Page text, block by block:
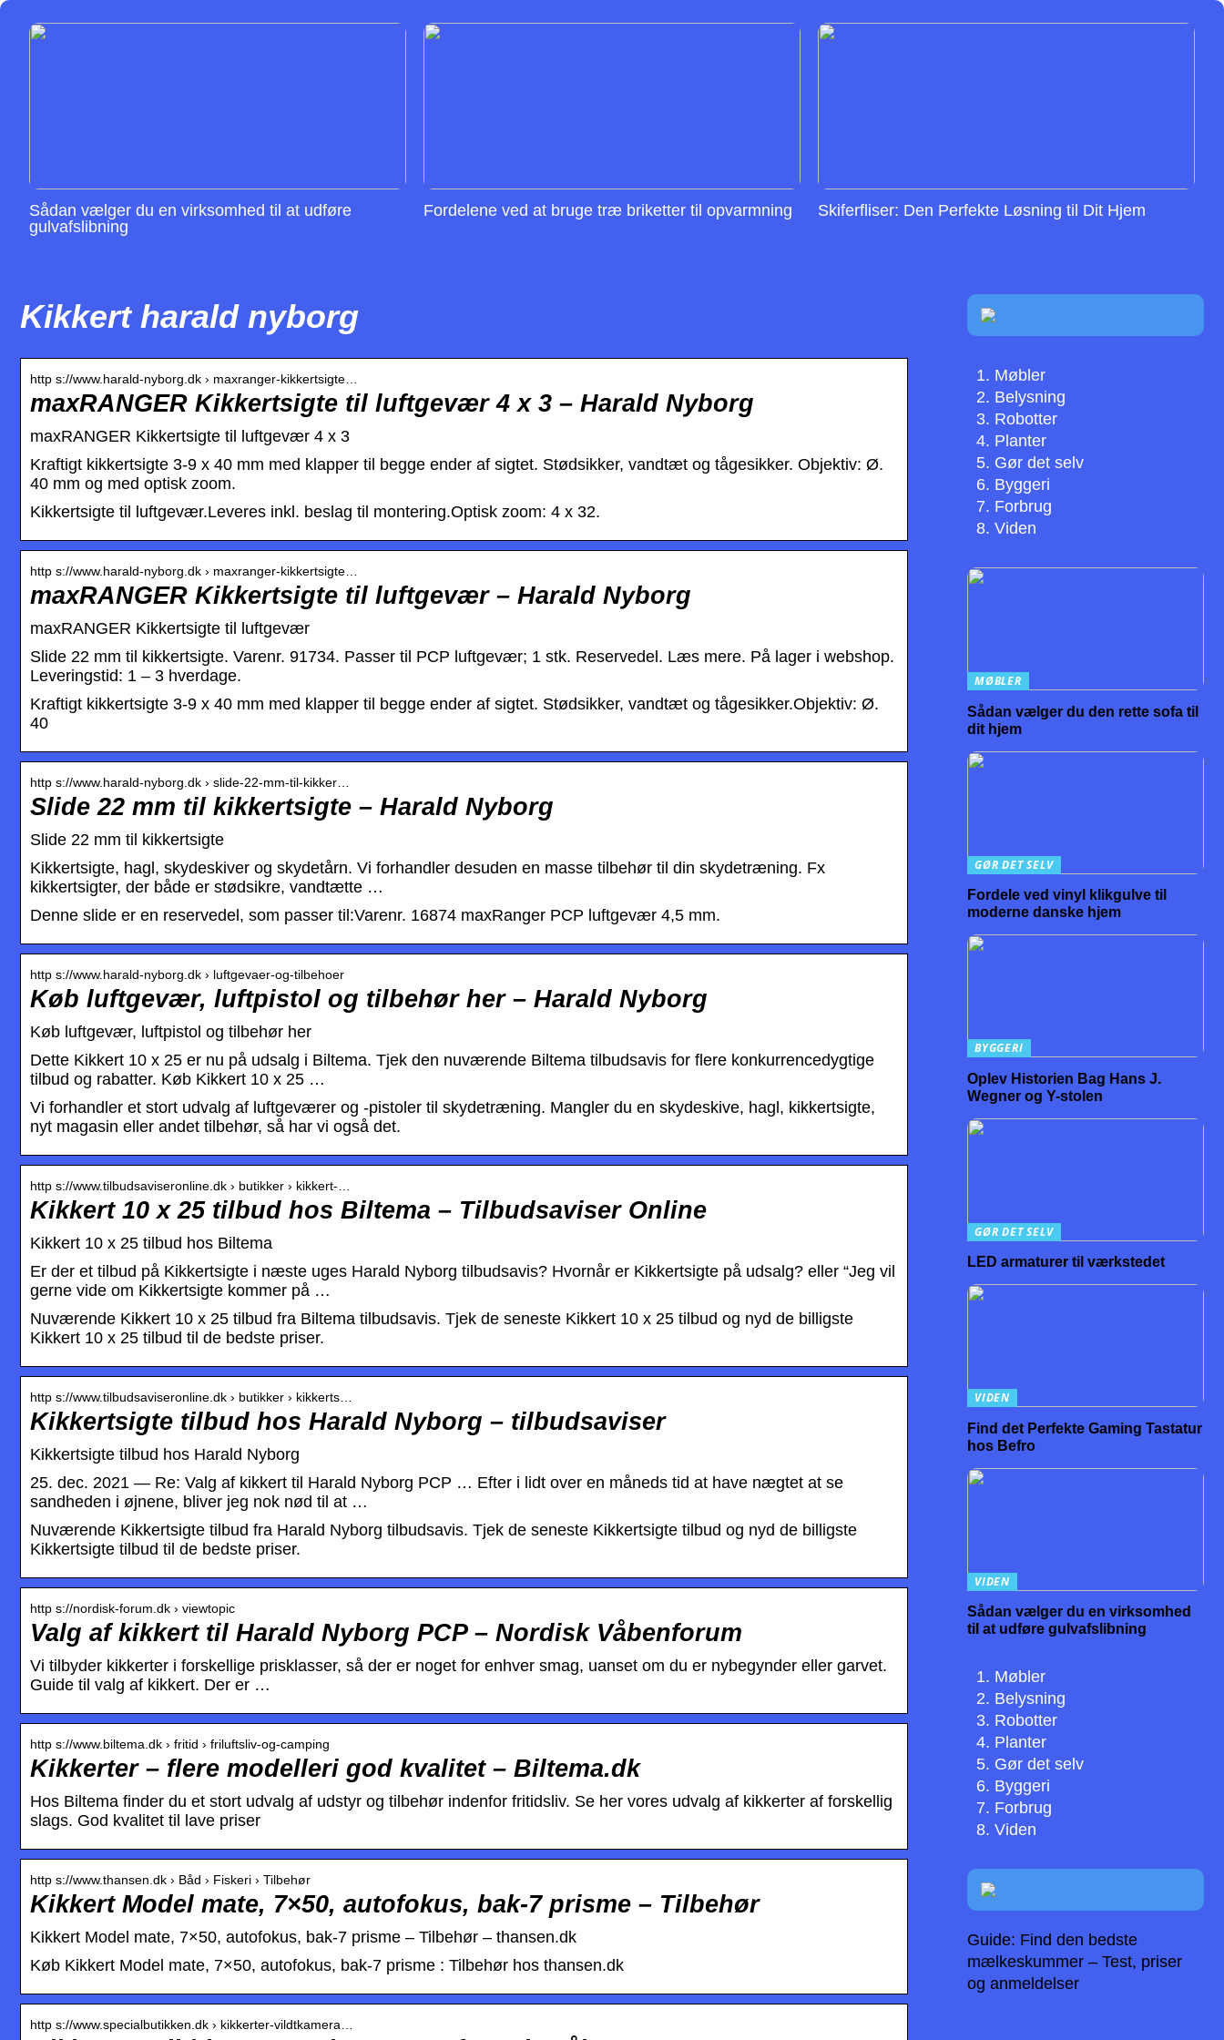
Sådan vælger du en virksomhed til at udføre
gulvafslibning
Fordelene ved at bruge træ briketter til opvarmning Skiferfliser: Den Perfekte Løsning til Dit Hjem
Kikkert harald nyborg
http s://www.harald-nyborg.dk › maxranger-kikkertsigte…
maxRANGER Kikkertsigte til luftgevær 4 x 3 – Harald Nyborg
maxRANGER Kikkertsigte til luftgevær 4 x 3
Kraftigt kikkertsigte 3-9 x 40 mm med klapper til begge ender af sigtet. Stødsikker, vandtæt og tågesikker. Objektiv: Ø.
40 mm og med optisk zoom.
Kikkertsigte til luftgevær.Leveres inkl. beslag til montering.Optisk zoom: 4 x 32.
http s://www.harald-nyborg.dk › maxranger-kikkertsigte…
maxRANGER Kikkertsigte til luftgevær – Harald Nyborg
maxRANGER Kikkertsigte til luftgevær
Slide 22 mm til kikkertsigte. Varenr. 91734. Passer til PCP luftgevær; 1 stk. Reservedel. Læs mere. På lager i webshop.
Leveringstid: 1 – 3 hverdage.
Kraftigt kikkertsigte 3-9 x 40 mm med klapper til begge ender af sigtet. Stødsikker, vandtæt og tågesikker.Objektiv: Ø.
40
http s://www.harald-nyborg.dk › slide-22-mm-til-kikker…
Slide 22 mm til kikkertsigte – Harald Nyborg
Slide 22 mm til kikkertsigte
Kikkertsigte, hagl, skydeskiver og skydetårn. Vi forhandler desuden en masse tilbehør til din skydetræning. Fx
kikkertsigter, der både er stødsikre, vandtætte …
Denne slide er en reservedel, som passer til:Varenr. 16874 maxRanger PCP luftgevær 4,5 mm.
http s://www.harald-nyborg.dk › luftgevaer-og-tilbehoer
Køb luftgevær, luftpistol og tilbehør her – Harald Nyborg
Køb luftgevær, luftpistol og tilbehør her
Dette Kikkert 10 x 25 er nu på udsalg i Biltema. Tjek den nuværende Biltema tilbudsavis for flere konkurrencedygtige
tilbud og rabatter. Køb Kikkert 10 x 25 …
Vi forhandler et stort udvalg af luftgeværer og -pistoler til skydetræning. Mangler du en skydeskive, hagl, kikkertsigte,
nyt magasin eller andet tilbehør, så har vi også det.
http s://www.tilbudsaviseronline.dk › butikker › kikkert-…
Kikkert 10 x 25 tilbud hos Biltema – Tilbudsaviser Online
Kikkert 10 x 25 tilbud hos Biltema
Er der et tilbud på Kikkertsigte i næste uges Harald Nyborg tilbudsavis? Hvornår er Kikkertsigte på udsalg? eller “Jeg vil
gerne vide om Kikkertsigte kommer på …
Nuværende Kikkert 10 x 25 tilbud fra Biltema tilbudsavis. Tjek de seneste Kikkert 10 x 25 tilbud og nyd de billigste
Kikkert 10 x 25 tilbud til de bedste priser.
http s://www.tilbudsaviseronline.dk › butikker › kikkerts…
Kikkertsigte tilbud hos Harald Nyborg – tilbudsaviser
Kikkertsigte tilbud hos Harald Nyborg
25. dec. 2021 — Re: Valg af kikkert til Harald Nyborg PCP … Efter i lidt over en måneds tid at have nægtet at se
sandheden i øjnene, bliver jeg nok nød til at …
Nuværende Kikkertsigte tilbud fra Harald Nyborg tilbudsavis. Tjek de seneste Kikkertsigte tilbud og nyd de billigste
Kikkertsigte tilbud til de bedste priser.
http s://nordisk-forum.dk › viewtopic
Valg af kikkert til Harald Nyborg PCP – Nordisk Våbenforum
Vi tilbyder kikkerter i forskellige prisklasser, så der er noget for enhver smag, uanset om du er nybegynder eller garvet.
Guide til valg af kikkert. Der er …
http s://www.biltema.dk › fritid › friluftsliv-og-camping
Kikkerter – flere modelleri god kvalitet – Biltema.dk
Hos Biltema finder du et stort udvalg af udstyr og tilbehør indenfor fritidsliv. Se her vores udvalg af kikkerter af forskellig
slags. God kvalitet til lave priser
http s://www.thansen.dk › Båd › Fiskeri › Tilbehør
Kikkert Model mate, 7×50, autofokus, bak-7 prisme – Tilbehør
Kikkert Model mate, 7×50, autofokus, bak-7 prisme – Tilbehør – thansen.dk
Køb Kikkert Model mate, 7×50, autofokus, bak-7 prisme : Tilbehør hos thansen.dk
http s://www.specialbutikken.dk › kikkerter-vildtkamera…
Møbler
Belysning
Robotter
Planter
Gør det selv
Byggeri
Forbrug
Viden
MØBLER
Sådan vælger du den rette sofa til
dit hjem
GØR DET SELV
Fordele ved vinyl klikgulve til
moderne danske hjem
BYGGERI
Oplev Historien Bag Hans J.
Wegner og Y-stolen
GØR DET SELV
LED armaturer til værkstedet
VIDEN
Find det Perfekte Gaming Tastatur
hos Befro
VIDEN
Sådan vælger du en virksomhed
til at udføre gulvafslibning
Møbler
Belysning
Robotter
Planter
Gør det selv
Byggeri
Forbrug
Viden
Guide: Find den bedste
mælkeskummer – Test, priser
og anmeldelser